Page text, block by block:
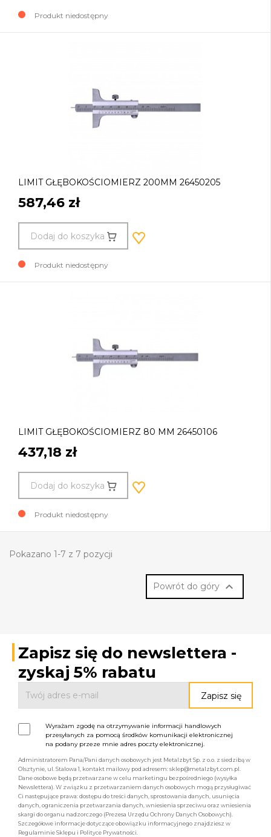
Produkt niedostępny
LIMIT GŁĘBOKOŚCIOMIERZ 200MM 26450205
587,46 zł
Dodaj do koszyka
Produkt niedostępny
LIMIT GŁĘBOKOŚCIOMIERZ 80 MM 26450106
437,18 zł
Dodaj do koszyka
Produkt niedostępny
Pokazano 1-7 z 7 pozycji
Powrót do góry 
Zapisz się do newslettera -
zyskaj 5% rabatu
Wyrażam zgodę na otrzymywanie informacji handlowych
przesyłanych za pomocą środków komunikacji elektronicznej
na podany przeze mnie adres poczty elektronicznej.
Administratorem Pana/Pani danych osobowych jest Metalzbyt Sp. z o.o. z siedzibą w
Olsztynie, ul. Stalowa 1, kontakt mailowy pod adresem: sklep@metalzbyt.com.pl.
Dane osobowe będą przetwarzane w celu marketingu bezpośredniego (wysyłka
Newslettera). W związku z przetwarzaniem danych osobowych mogą przysługiwać
Ci następujące prawa: dostępu do treści danych, sprostowania danych, usunięcia
danych, ograniczenia przetwarzania danych, wniesienia sprzeciwu oraz wniesienia
skargi do organu nadzorczego (Prezesa Urzędu Ochrony Danych Osobowych).
Szczegółowe informacje dotyczące obowiązku informacyjnego znajdziesz w
Regulaminie Sklepu i Polityce Prywatności.